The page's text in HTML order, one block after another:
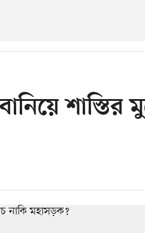
বানিয়ে শাস্তির